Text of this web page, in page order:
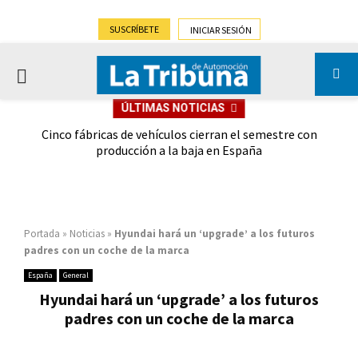
SUSCRÍBETE INICIAR SESIÓN
PRIMARY
ÚLTIMAS NOTICIAS
Cinco fábricas de vehículos cierran el semestre con
producción a la baja en España
Portada » Noticias » Hyundai hará un ‘upgrade’ a los futuros
padres con un coche de la marca
España General
Hyundai hará un ‘upgrade’ a los futuros
padres con un coche de la marca